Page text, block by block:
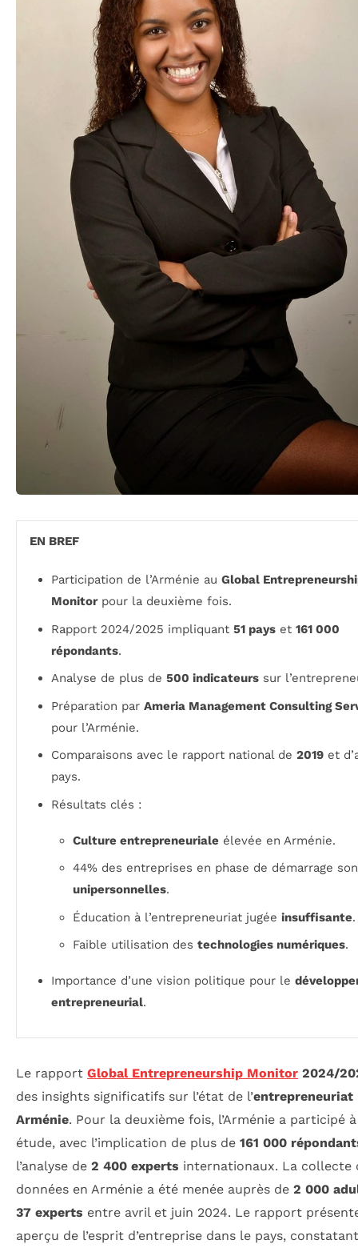
EN BREF
Participation de l’Arménie au Global
Monitorpour la deuxième fois.
Rapport 2024/2025 impliquant 51 pays et 161 000
répondants.
Analyse de plus de 500 indicateurs sur
Préparation par Ameria Management Consulting
pour l’Arménie.
Comparaisons avec le rapport national de 2019 et
pays.
Résultats clés :
Culture entrepreneuriale élevée en Arménie.
44% des entreprises en phase de démarrage
unipersonnelles.
Éducation à l’entrepreneuriat jugée insuffisante.
Faible utilisation des technologies numériques.
Importance d’une vision politique pour le
entrepreneurial.
Le rapport Global Entrepreneurship Monitor 2024/
des insights significatifs sur l’état de l’entrepreneuriat
Arménie. Pour la deuxième fois, l’Arménie a participé
étude, avec l’implication de plus de 161 000
l’analyse de 2 400 experts internationaux. La collecte
données en Arménie a été menée auprès de 2 000
37 experts entre avril et juin 2024. Le rapport
aperçu de l’esprit d’entreprise dans le pays,